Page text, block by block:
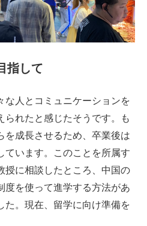
指して
人とコミュニケーションを
られたと感じたそうです。も
を成長させるため、卒業後は
ています。このことを所属す
授に相談したところ、中国の
度を使って進学する方法があ
た。現在、留学に向け準備を